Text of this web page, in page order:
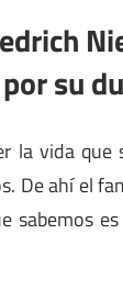
su
la vida que
De ahí el